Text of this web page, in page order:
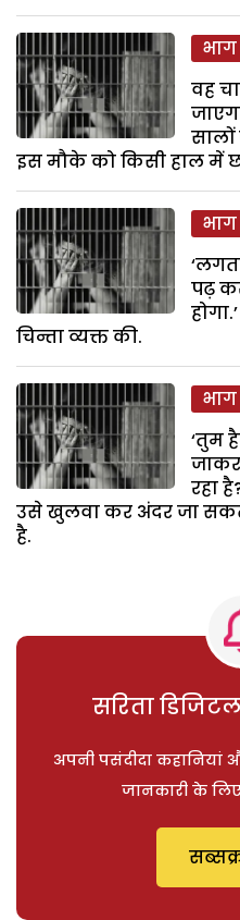
वह
इस मौके को किसी हाल में
पढ़
चिन्ता व्यक्त की.
भाग
‘तुम
रहा
उसे खुलवा कर अंदर जा
है.
सरिता
अपनी पसंदीदा कहानियां
जानकारी के